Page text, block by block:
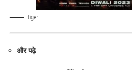
tiger
और पढ़े